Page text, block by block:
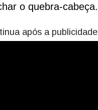
o quebra-cabeça.
após a publicidade